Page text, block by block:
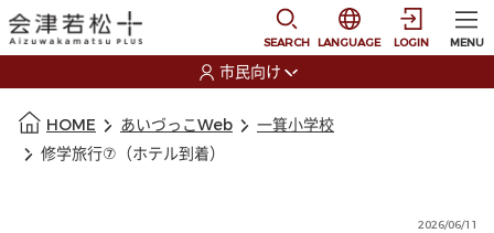
SEARCH
選択すると言語の切
LANGUAGE LOGIN MENU
市民向け
HOME あいづっこWeb
一箕小学校
修学旅行⑦（ホテル到着）
2026/06/11